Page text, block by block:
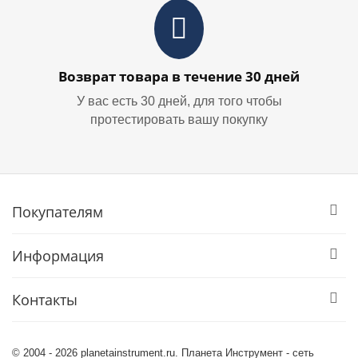
Возврат товара в течение 30 дней
У вас есть 30 дней, для того чтобы
протестировать вашу покупку
Покупателям
Информация
Контакты
© 2004 - 2026 planetainstrument.ru. Планета Инструмент - сеть